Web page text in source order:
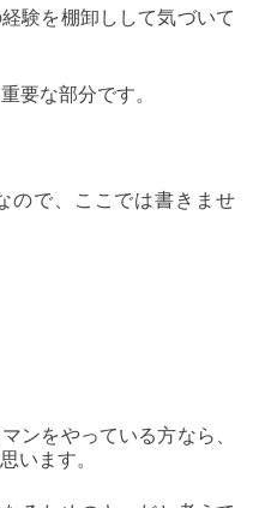
験を棚卸しして気づいて
要な部分です。
ので、ここでは書きませ
ンをやっている方なら、
います。